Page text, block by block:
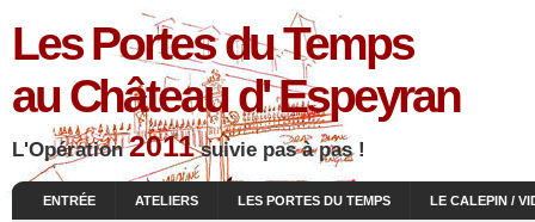
Les Portes du Temps
au Château d' Espeyran
L'Opération2011suivie pas à pas !
ENTRÉE ATELIERS LES PORTES DU TEMPS LE CALEPIN /